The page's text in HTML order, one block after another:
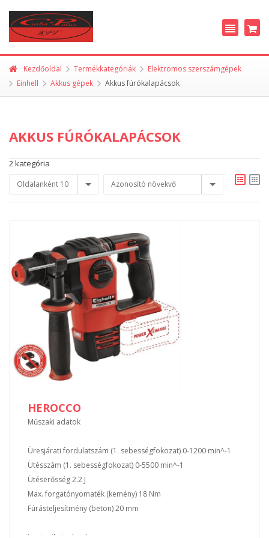
Kezdőoldal Termékkategóriák
Elektromos szerszámgépek
Einhell
Akkus gépek Akkus fúrókalapácsok
AKKUS FÚRÓKALAPÁCSOK
2 kategória
Oldalanként 10 Azonosító növekvő
HEROCCO
Műszaki adatok
Üresjárati fordulatszám (1. sebességfokozat) 0-1200 min^-1
Ütésszám (1. sebességfokozat) 0-5500 min^-1
Ütéserősség 2.2 J
Max. forgatónyomaték (kemény) 18 Nm
Fúrásteljesítmény (beton) 20 mm